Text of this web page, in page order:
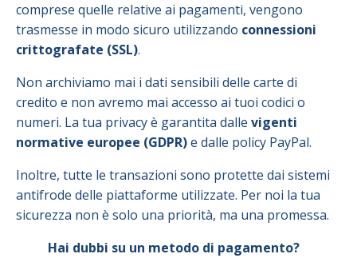
comprese quelle relative ai pagamenti, vengono
trasmesse in modo sicuro utilizzando connessioni
crittografate (SSL).
Non archiviamo mai i dati sensibili delle carte di
credito e non avremo mai accesso ai tuoi codici o
numeri. La tua privacy è garantita dalle vigenti
normative europee (GDPR)e dalle policy PayPal.
Inoltre, tutte le transazioni sono protette dai sistemi
antifrode delle piattaforme utilizzate. Per noi la tua
sicurezza non è solo una priorità, ma una promessa.
Hai dubbi su un metodo di pagamento?